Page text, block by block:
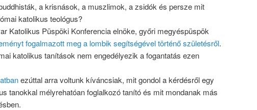
a krisnások, a muszlimok, a zsidók és persze mit
katolikus teológus?
Katolikus Püspöki Konferencia elnöke, győri megyéspüspök
fogalmazott meg a lombik segítségével történő születésről.
katolikus tanítások nem engedélyezik a fogantatás ezen
ezúttal arra voltunk kíváncsiak, mit gondol a kérdésről egy
tanokkal mélyrehatóan foglalkozó tanító és mit mondanak más